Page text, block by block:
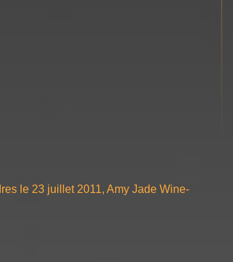
le 23 juillet 2011, Amy Jade Wine­